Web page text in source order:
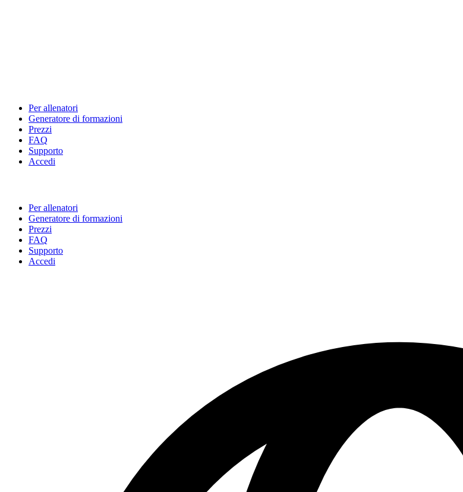
Per allenatori
Generatore di formazioni
Prezzi
FAQ
Supporto
Accedi
Per allenatori
Generatore di formazioni
Prezzi
FAQ
Supporto
Accedi